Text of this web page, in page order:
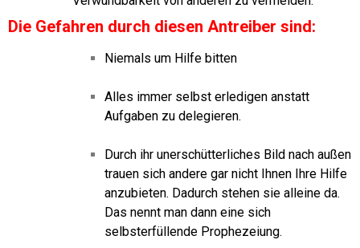
Die Gefahren durch diesen Antreiber sind:
Niemals um Hilfe bitten
Alles immer selbst erledigen anstatt
Aufgaben zu delegieren.
Durch ihr unerschütterliches Bild nach außen
trauen sich andere gar nicht Ihnen Ihre Hilfe
anzubieten. Dadurch stehen sie alleine da.
Das nennt man dann eine sich
selbsterfüllende Prophezeiung.